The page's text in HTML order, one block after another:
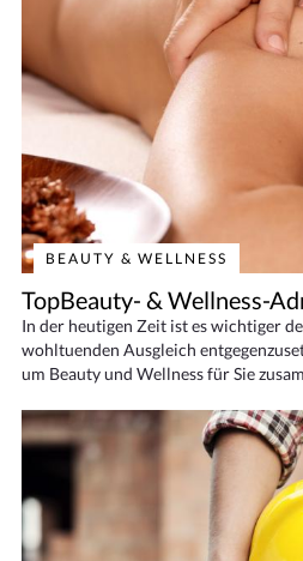
BEAUTY & WELLNESS
TopBeauty- & Wellness-
In der heutigen Zeit ist es wichtiger
wohltuenden Ausgleich
um Beauty und Wellness für Sie